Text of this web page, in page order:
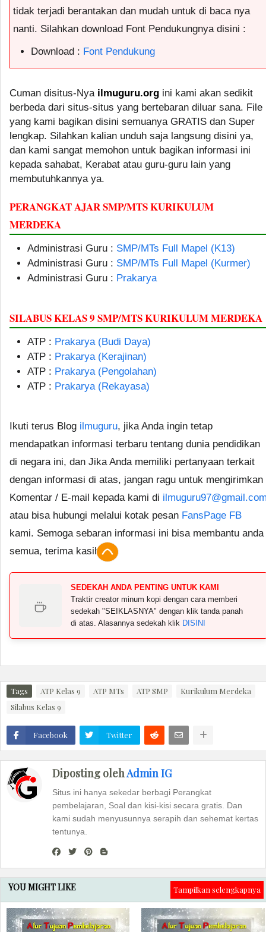
tidak terjadi berantakan dan mudah untuk di baca nya
nanti. Silahkan download Font Pendukungnya disini :
Download : Font Pendukung
Cuman disitus-Nya ilmuguru.org ini kami akan sedikit
berbeda dari situs-situs yang bertebaran diluar sana. File
yang kami bagikan disini semuanya GRATIS dan Super
lengkap. Silahkan kalian unduh saja langsung disini ya,
dan kami sangat memohon untuk bagikan informasi ini
kepada sahabat, Kerabat atau guru-guru lain yang
membutuhkannya ya.
PERANGKAT AJAR SMP/MTS KURIKULUM
MERDEKA
Administrasi Guru : SMP/MTs Full Mapel (K13)
Administrasi Guru : SMP/MTs Full Mapel (Kurmer)
Administrasi Guru : Prakarya
SILABUS KELAS 9 SMP/MTS KURIKULUM MERDEKA
ATP : Prakarya (Budi Daya)
ATP : Prakarya (Kerajinan)
ATP : Prakarya (Pengolahan)
ATP : Prakarya (Rekayasa)
Ikuti terus Blog ilmuguru, jika Anda ingin tetap
mendapatkan informasi terbaru tentang dunia pendidikan
di negara ini, dan Jika Anda memiliki pertanyaan terkait
dengan informasi di atas, jangan ragu untuk mengirimkan
Komentar / E-mail kepada kami di
atau bisa hubungi melalui kotak pesan FansPage FB
kami. Semoga sebaran informasi ini bisa membantu anda
semua, terima kasih.
SEDEKAH ANDA PENTING UNTUK KAMI
Traktir creator minum kopi dengan cara memberi
sedekah "SEIKLASNYA" dengan klik tanda panah
di atas. Alasannya sedekah klik DISINI
Tags ATP Kelas 9 ATP MTs ATP SMP
Kurikulum Merdeka
Silabus Kelas 9
Facebook Twitter
Diposting olehAdmin IG
Situs ini hanya sekedar berbagi Perangkat
pembelajaran, Soal dan kisi-kisi secara gratis. Dan
kami sudah menyusunnya serapih dan sehemat kertas
tentunya.
YOU MIGHT LIKE Tampilkan selengkapnya